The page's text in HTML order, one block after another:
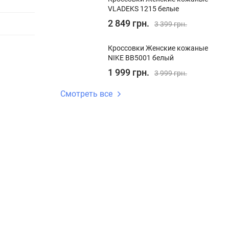
VLADEKS 1215 белые
2 849 грн. 3 399 грн.
Кроссовки Женские кожаные
NIKE BB5001 белый
1 999 грн. 3 999 грн.
Смотреть все